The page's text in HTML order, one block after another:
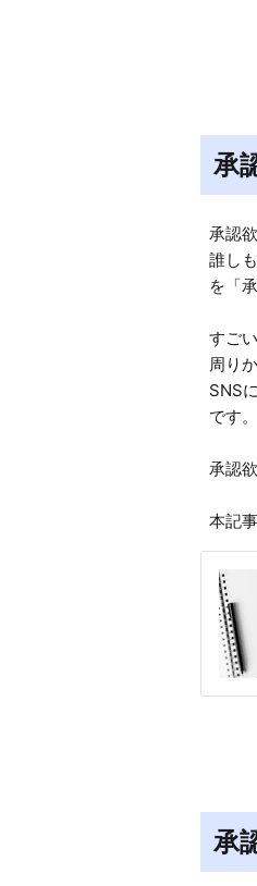
承
承認
誰し
を「
すご
周り
SNS
です。
承認
本記
承